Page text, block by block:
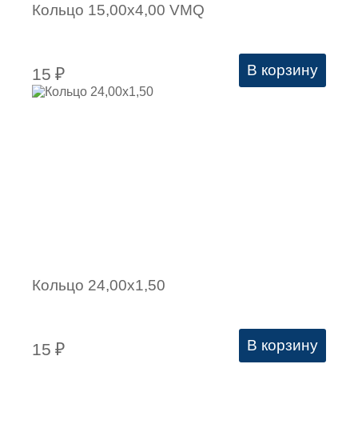
Кольцо 15,00х4,00 VMQ
15 ₽ В корзину
Кольцо 24,00х1,50
15 ₽ В корзину